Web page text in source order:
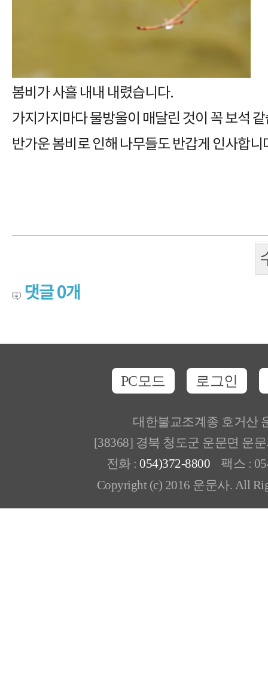
봄비가 사흘 내내 내렸습니다.
가지가지마다 물방울이 매달린 것이 꼭 보석
반가운 봄비로 인해 나무들도 반갑게 인사합니
댓글0개
PC모드 로그인
대한불교조계종 호거산
[38368] 경북 청도군 운문면 운
전화 : 054)372-8800 팩스 :
Copyright (c) 2016 운문사. All